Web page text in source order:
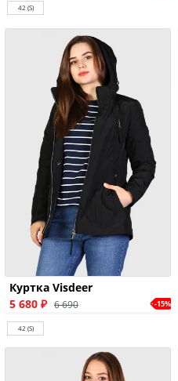
42 (S)
Куртка Visdeer
5 680 ₽ 6 690 -15%
42 (S)